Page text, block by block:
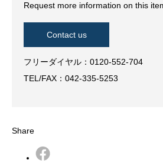
Request more information on this
Contact us
フリーダイヤル：0120-552-704
TEL/FAX：042-335-5253
Share